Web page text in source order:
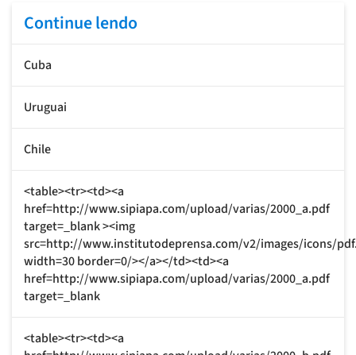
Continue lendo
Cuba
Uruguai
Chile
<table><tr><td><a
href=http://www.sipiapa.com/upload/varias/2000_a.pdf
target=_blank ><img
src=http://www.institutodeprensa.com/v2/images/icons/
width=30 border=0/></a></td><td><a
href=http://www.sipiapa.com/upload/varias/2000_a.pdf
target=_blank
<table><tr><td><a